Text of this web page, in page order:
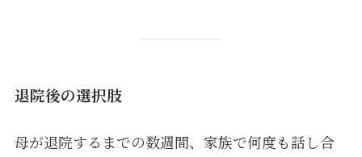
退院後の選択肢
母が退院するまでの数週間、家族で何度も話し合